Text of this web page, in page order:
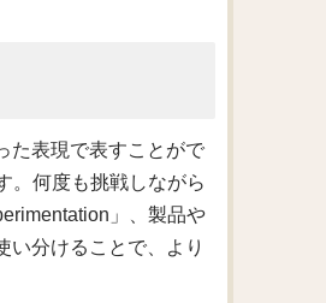
た表現で表すことがで
。何度も挑戦しながら
」、製品や
い分けることで、より